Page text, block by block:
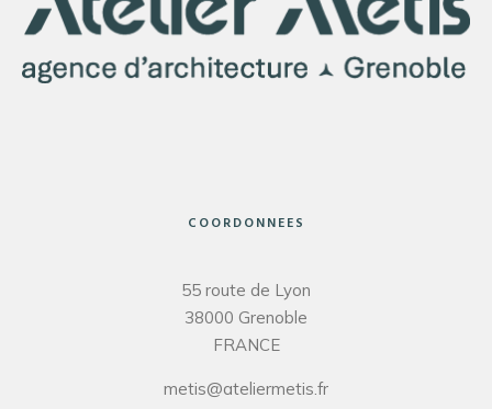
COORDONNEES
55 route de Lyon
38000 Grenoble
FRANCE
metis@ateliermetis.fr